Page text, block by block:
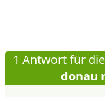
1 Antwort für
donau